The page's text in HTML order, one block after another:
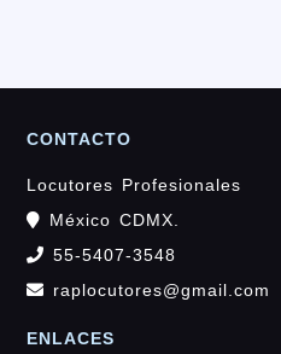
CONTACTO
Locutores Profesionales
México CDMX.
55-5407-3548
raplocutores@gmail.com
ENLACES